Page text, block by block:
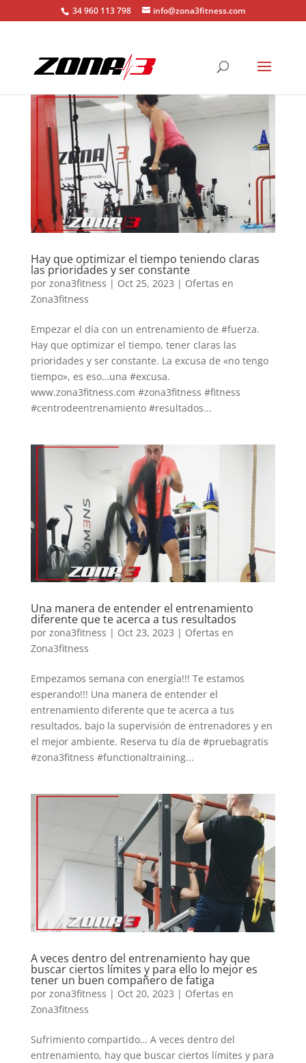
34 960 113 798 info@zona3fitness.com
Hay que optimizar el tiempo teniendo claras
las prioridades y ser constante
por zona3fitness | Oct 25, 2023 | Ofertas en
Zona3fitness
Empezar el día con un entrenamiento de #fuerza.
Hay que optimizar el tiempo, tener claras las
prioridades y ser constante. La excusa de «no tengo
tiempo», es eso…una #excusa.
www.zona3fitness.com #zona3fitness #fitness
#centrodeentrenamiento #resultados...
Una manera de entender el entrenamiento
diferente que te acerca a tus resultados
por zona3fitness | Oct 23, 2023 | Ofertas en
Zona3fitness
Empezamos semana con energía!!! Te estamos
esperando!!! Una manera de entender el
entrenamiento diferente que te acerca a tus
resultados, bajo la supervisión de entrenadores y en
el mejor ambiente. Reserva tu día de #pruebagratis
#zona3fitness #functionaltraining...
A veces dentro del entrenamiento hay que
buscar ciertos límites y para ello lo mejor es
tener un buen compañero de fatiga
por zona3fitness | Oct 20, 2023 | Ofertas en
Zona3fitness
Sufrimiento compartido… A veces dentro del
entrenamiento, hay que buscar ciertos límites y para